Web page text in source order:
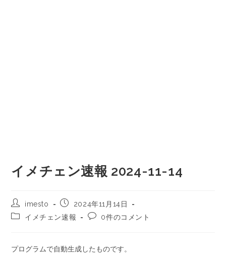
イメチェン速報 2024-11-14
imesto
2024年11月14日
イメチェン速報
0件のコメント
プログラムで自動生成したものです。